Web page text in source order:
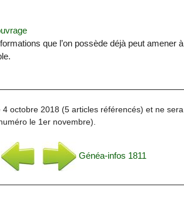
que l’on possède déjà peut amener
octobre 2018 (5 articles référencés) et ne
le 1er novembre).
Généa-infos 1811